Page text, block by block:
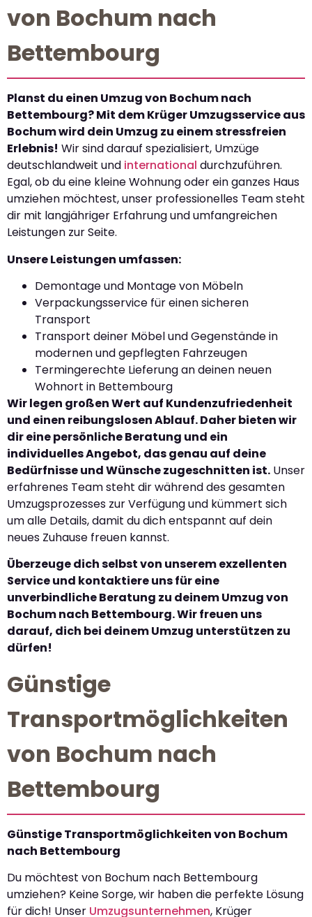
von Bochum nach
Bettembourg
Planst du einen Umzug von Bochum nach
Bettembourg? Mit dem Krüger Umzugsservice aus
Bochum wird dein Umzug zu einem stressfreien
Erlebnis! Wir sind darauf spezialisiert, Umzüge
deutschlandweit und international durchzuführen.
Egal, ob du eine kleine Wohnung oder ein ganzes Haus
umziehen möchtest, unser professionelles Team steht
dir mit langjähriger Erfahrung und umfangreichen
Leistungen zur Seite.
Unsere Leistungen umfassen:
Demontage und Montage von Möbeln
Verpackungsservice für einen sicheren
Transport
Transport deiner Möbel und Gegenstände in
modernen und gepflegten Fahrzeugen
Termingerechte Lieferung an deinen neuen
Wohnort in Bettembourg
Wir legen großen Wert auf Kundenzufriedenheit
und einen reibungslosen Ablauf. Daher bieten wir
dir eine persönliche Beratung und ein
individuelles Angebot, das genau auf deine
Bedürfnisse und Wünsche zugeschnitten ist. Unser
erfahrenes Team steht dir während des gesamten
Umzugsprozesses zur Verfügung und kümmert sich
um alle Details, damit du dich entspannt auf dein
neues Zuhause freuen kannst.
Überzeuge dich selbst von unserem exzellenten
Service und kontaktiere uns für eine
unverbindliche Beratung zu deinem Umzug von
Bochum nach Bettembourg. Wir freuen uns
darauf, dich bei deinem Umzug unterstützen zu
dürfen!
Günstige
Transportmöglichkeiten
von Bochum nach
Bettembourg
Günstige Transportmöglichkeiten von Bochum
nach Bettembourg
Du möchtest von Bochum nach Bettembourg
umziehen? Keine Sorge, wir haben die perfekte Lösung
für dich! Unser Umzugsunternehmen, Krüger